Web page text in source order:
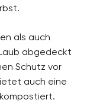
als auch
abgedeckt
Schutz vor
auch eine